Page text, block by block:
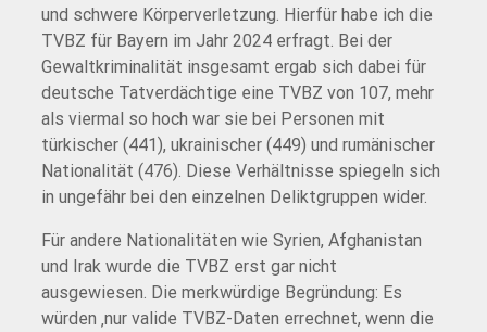
und schwere Körperverletzung. Hierfür habe ich die
TVBZ für Bayern im Jahr 2024 erfragt. Bei der
Gewaltkriminalität insgesamt ergab sich dabei für
deutsche Tatverdächtige eine TVBZ von 107, mehr
als viermal so hoch war sie bei Personen mit
türkischer (441), ukrainischer (449) und rumänischer
Nationalität (476). Diese Verhältnisse spiegeln sich
in ungefähr bei den einzelnen Deliktgruppen wider.
Für andere Nationalitäten wie Syrien, Afghanistan
und Irak wurde die TVBZ erst gar nicht
ausgewiesen. Die merkwürdige Begründung: Es
würden ‚nur valide TVBZ-Daten errechnet, wenn die